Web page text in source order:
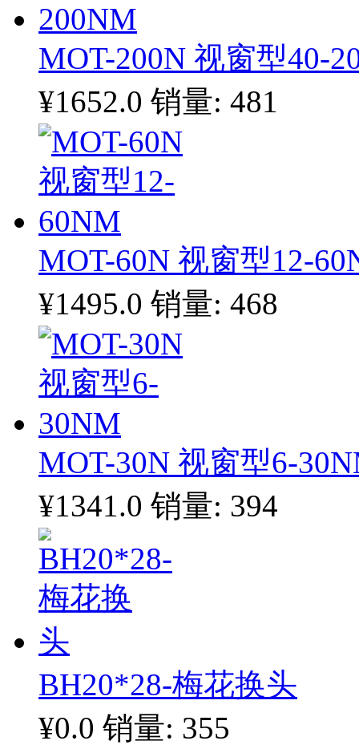
MOT-200N 视窗型40-
¥1652.0 销量: 481
MOT-60N 视窗型12-
¥1495.0 销量: 468
MOT-30N 视窗型6-
¥1341.0 销量: 394
BH20*28-梅花换头
¥0.0 销量: 355